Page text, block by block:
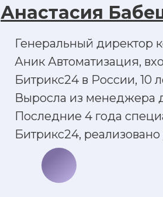
Анастасия
Генеральный директор
Аник Автоматизация,
Битрикс24 в России, 10
Выросла из менеджера
Последние 4 года
Битрикс24,